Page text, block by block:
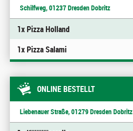
Schilfweg, 01237 Dresden Dobritz
1x Pizza Holland
1x Pizza Salami
ONLINE BESTELLT
Liebenauer Straße, 01279 Dresden Dobritz